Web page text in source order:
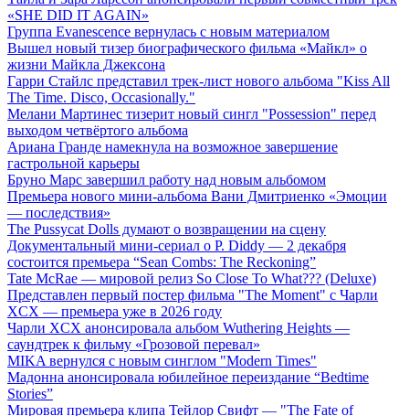
«SHE DID IT AGAIN»
Группа Evanescence вернулась с новым материалом
Вышел новый тизер биографического фильма «Майкл» о
жизни Майкла Джексона
Гарри Стайлс представил трек-лист нового альбома "Kiss All
The Time. Disco, Occasionally."
Мелани Мартинес тизерит новый сингл "Possession" перед
выходом четвёртого альбома
Ариана Гранде намекнула на возможное завершение
гастрольной карьеры
Бруно Марс завершил работу над новым альбомом
Премьера нового мини-альбома Вани Дмитриенко «Эмоции
— последствия»
The Pussycat Dolls думают о возвращении на сцену
Документальный мини-сериал о P. Diddy — 2 декабря
состоится премьера “Sean Combs: The Reckoning”
Tate McRae — мировой релиз So Close To What??? (Deluxe)
Представлен первый постер фильма "The Moment" с Чарли
XCX — премьера уже в 2026 году
Чарли XCX анонсировала альбом Wuthering Heights —
саундтрек к фильму «Грозовой перевал»
MIKA вернулся с новым синглом "Modern Times"
Мадонна анонсировала юбилейное переиздание “Bedtime
Stories”
Мировая премьера клипа Тейлор Свифт — "The Fate of